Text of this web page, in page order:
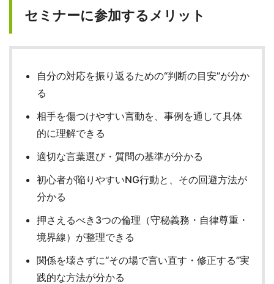
セミナーに参加するメリット
自分の対応を振り返るための“判断の目安”が分か
る
相手を傷つけやすい言動を、事例を通して具体
的に理解できる
適切な言葉選び・質問の基準が分かる
初心者が陥りやすいNG行動と、その回避方法が
分かる
押さえるべき3つの倫理（守秘義務・自律尊重・
境界線）が整理できる
関係を壊さずに“その場で言い直す・修正する”実
践的な方法が分かる